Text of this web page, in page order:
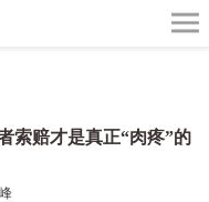
索赔才是真正“肉疼”的